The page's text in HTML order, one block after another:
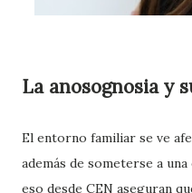
La anosognosia y
El entorno familiar se ve
además de someterse a
eso desde CEN aseguran